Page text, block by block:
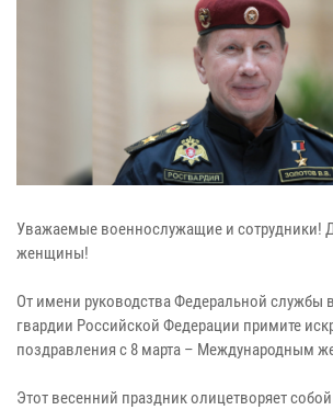
Уважаемые военнослужащие и сотрудники!
женщины!
От имени руководства Федеральной службы
гвардии Российской Федерации примите
поздравления с 8 марта – Международным
Этот весенний праздник олицетворяет